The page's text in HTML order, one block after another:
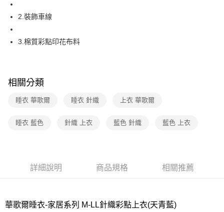
付款後全家取貨
7-11取貨付款
付款後7-11取貨
每筆NT$80，滿NT$1,000(含以上)免運費
付款後門市自取
2.裝飾車線
3.棉質彩點印花布料
相關分類
睡衣 華歌爾 睡衣 針織 上衣 華歌爾
睡衣 藍色 針織 上衣 藍色 針織 藍色 上衣
詳細說明 商品規格 相關推薦
華歌爾睡衣-家居系列 M-LL針織彩點上衣(天青藍)